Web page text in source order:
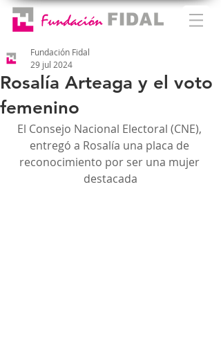
Rosalía Arteaga y el voto
femenino
Fundación Fidal
29 jul 2024
El Consejo Nacional Electoral (CNE),
entregó a Rosalía una placa de
reconocimiento por ser una mujer
destacada